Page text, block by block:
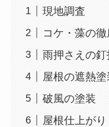
現地調査
コケ・藻の
雨押さえの
屋根の遮熱塗
破風の塗装
屋根仕上がり